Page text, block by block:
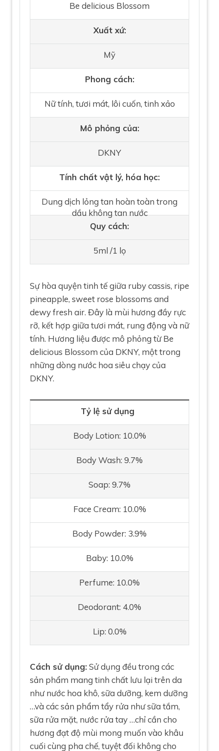
Be delicious Blossom
Xuất xứ:
Mỹ
Phong cách:
Nữ tính, tươi mát, lôi cuốn, tinh xảo
Mô phỏng của:
DKNY
Tính chất vật lý, hóa học:
Dung dịch lỏng tan hoàn toàn trong
dầu không tan nước
Quy cách:
5ml /1 lọ
Sự hòa quyện tinh tế giữa ruby cassis, ripe
pineapple, sweet rose blossoms and
dewy fresh air. Đây là mùi hương đầy rực
rỡ, kết hợp giữa tươi mát, rung động và nữ
tính. Hương liệu được mô phỏng từ Be
delicious Blossom của DKNY, một trong
những dòng nước hoa siêu chạy của
DKNY.
Tỷ lệ sử dụng
Body Lotion: 10.0%
Body Wash: 9.7%
Soap: 9.7%
Face Cream: 10.0%
Body Powder: 3.9%
Baby: 10.0%
Perfume: 10.0%
Deodorant: 4.0%
Lip: 0.0%
Cách sử dụng:Sử dụng đều trong các
sản phẩm mang tinh chất lưu lại trên da
như nước hoa khô, sữa dưỡng, kem dưỡng
…và các sản phẩm tẩy rửa như sữa tắm,
sữa rửa mặt, nước rửa tay …chỉ cần cho
hương đạt độ mùi mong muốn vào khâu
cuối cùng pha chế, tuyệt đối không cho